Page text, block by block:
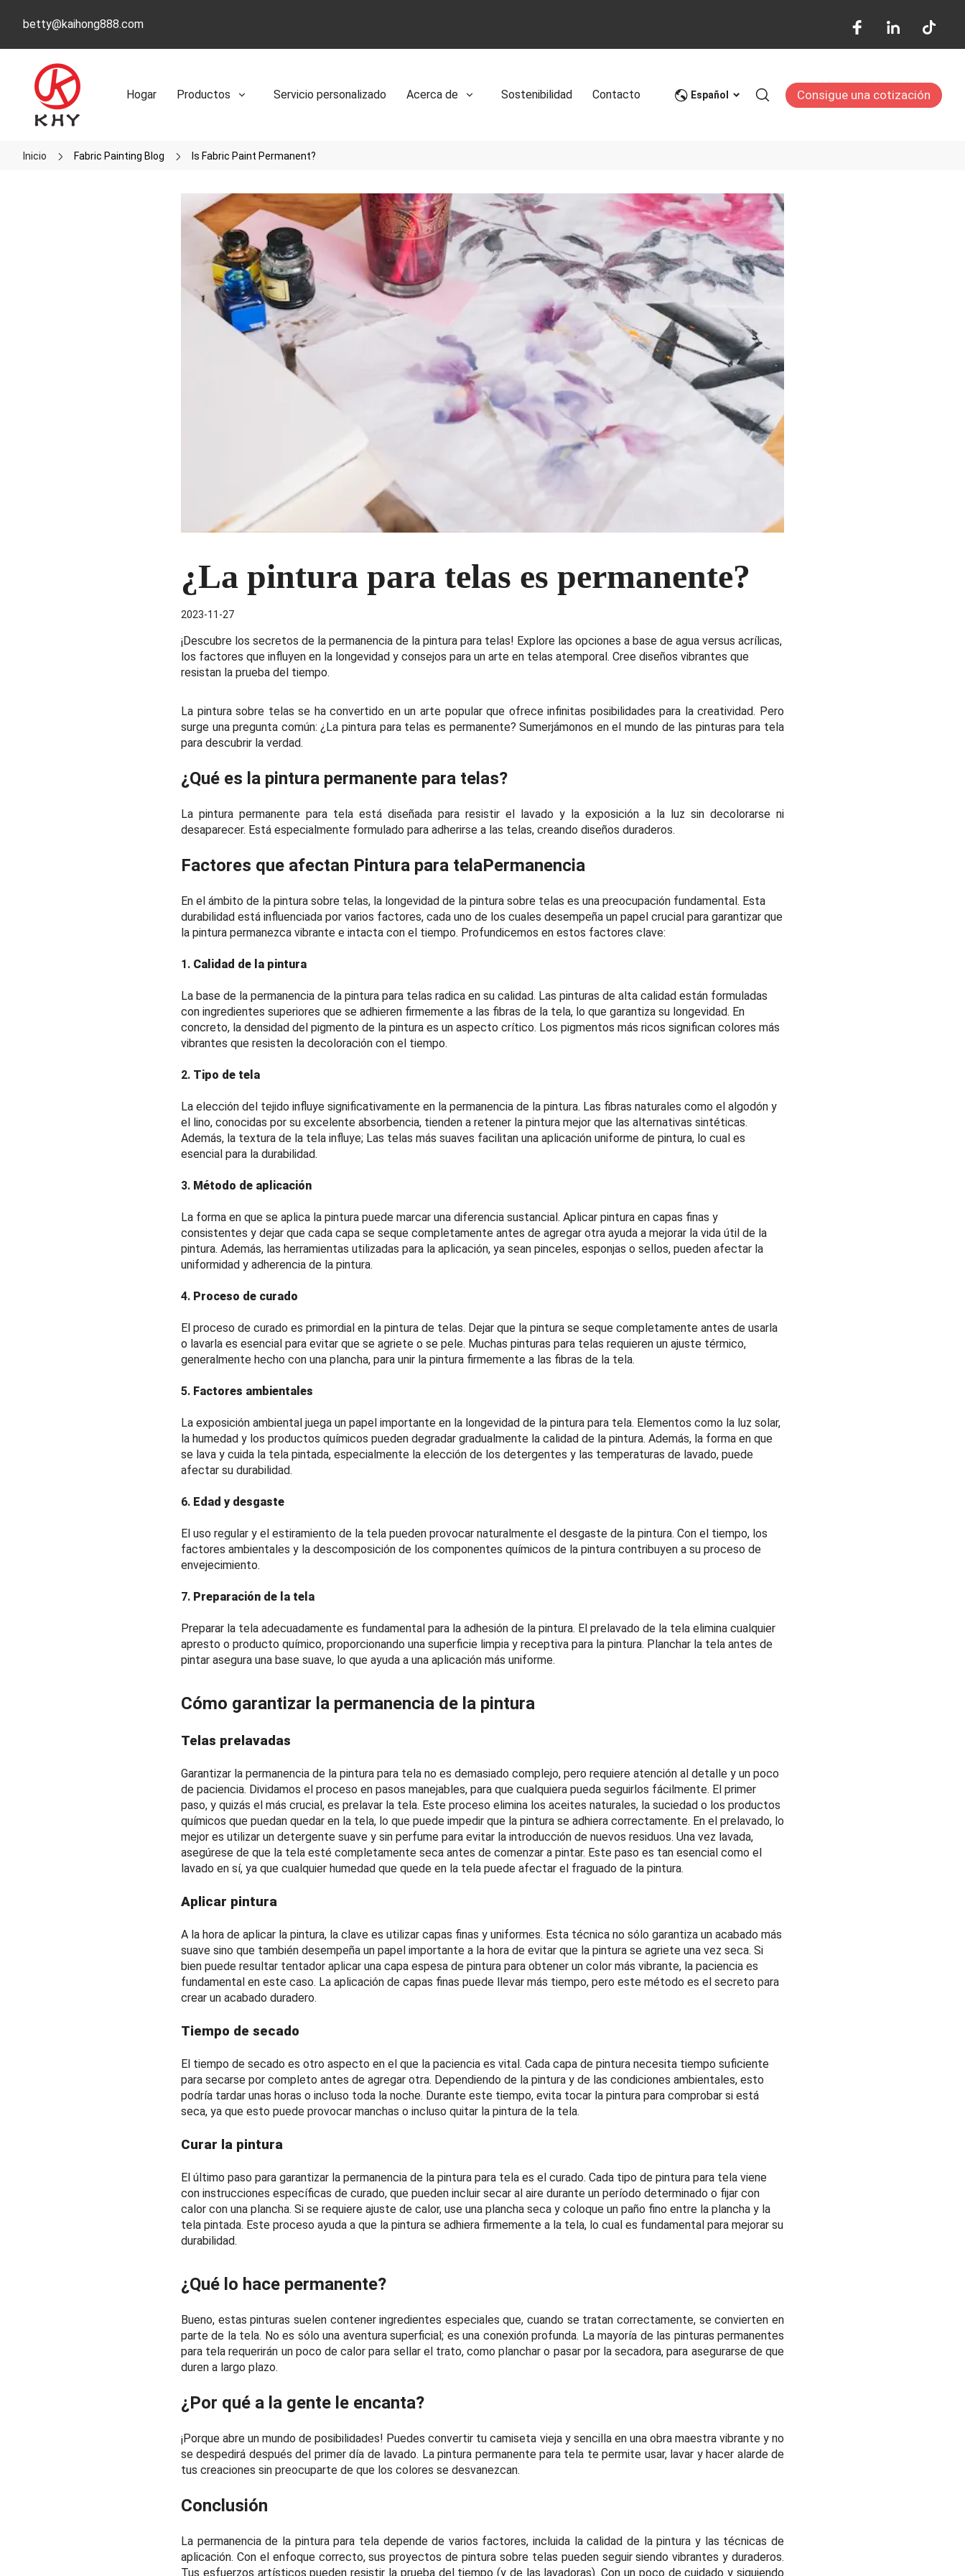
betty@kaihong888.com
Hogar Productos Servicio personalizado Acerca de Sostenibilidad Contacto Blog Español Consigue una cotización
Inicio Fabric Painting Blog Is Fabric Paint Permanent?
¿La pintura para telas es permanente?
2023-11-27
¡Descubre los secretos de la permanencia de la pintura para telas! Explore las opciones a base de agua versus acrílicas,
los factores que influyen en la longevidad y consejos para un arte en telas atemporal. Cree diseños vibrantes que
resistan la prueba del tiempo.
La pintura sobre telas se ha convertido en un arte popular que ofrece infinitas posibilidades para la creatividad. Pero
surge una pregunta común: ¿La pintura para telas es permanente? Sumerjámonos en el mundo de las pinturas para tela
para descubrir la verdad.
¿Qué es la pintura permanente para telas?
La pintura permanente para tela está diseñada para resistir el lavado y la exposición a la luz sin decolorarse ni
desaparecer. Está especialmente formulado para adherirse a las telas, creando diseños duraderos.
Factores que afectan Pintura para telaPermanencia
En el ámbito de la pintura sobre telas, la longevidad de la pintura sobre telas es una preocupación fundamental. Esta
durabilidad está influenciada por varios factores, cada uno de los cuales desempeña un papel crucial para garantizar que
la pintura permanezca vibrante e intacta con el tiempo. Profundicemos en estos factores clave:
1. Calidad de la pintura
La base de la permanencia de la pintura para telas radica en su calidad. Las pinturas de alta calidad están formuladas
con ingredientes superiores que se adhieren firmemente a las fibras de la tela, lo que garantiza su longevidad. En
concreto, la densidad del pigmento de la pintura es un aspecto crítico. Los pigmentos más ricos significan colores más
vibrantes que resisten la decoloración con el tiempo.
2. Tipo de tela
La elección del tejido influye significativamente en la permanencia de la pintura. Las fibras naturales como el algodón y
el lino, conocidas por su excelente absorbencia, tienden a retener la pintura mejor que las alternativas sintéticas.
Además, la textura de la tela influye; Las telas más suaves facilitan una aplicación uniforme de pintura, lo cual es
esencial para la durabilidad.
3. Método de aplicación
La forma en que se aplica la pintura puede marcar una diferencia sustancial. Aplicar pintura en capas finas y
consistentes y dejar que cada capa se seque completamente antes de agregar otra ayuda a mejorar la vida útil de la
pintura. Además, las herramientas utilizadas para la aplicación, ya sean pinceles, esponjas o sellos, pueden afectar la
uniformidad y adherencia de la pintura.
4. Proceso de curado
El proceso de curado es primordial en la pintura de telas. Dejar que la pintura se seque completamente antes de usarla
o lavarla es esencial para evitar que se agriete o se pele. Muchas pinturas para telas requieren un ajuste térmico,
generalmente hecho con una plancha, para unir la pintura firmemente a las fibras de la tela.
5. Factores ambientales
La exposición ambiental juega un papel importante en la longevidad de la pintura para tela. Elementos como la luz solar,
la humedad y los productos químicos pueden degradar gradualmente la calidad de la pintura. Además, la forma en que
se lava y cuida la tela pintada, especialmente la elección de los detergentes y las temperaturas de lavado, puede
afectar su durabilidad.
6. Edad y desgaste
El uso regular y el estiramiento de la tela pueden provocar naturalmente el desgaste de la pintura. Con el tiempo, los
factores ambientales y la descomposición de los componentes químicos de la pintura contribuyen a su proceso de
envejecimiento.
7. Preparación de la tela
Preparar la tela adecuadamente es fundamental para la adhesión de la pintura. El prelavado de la tela elimina cualquier
apresto o producto químico, proporcionando una superficie limpia y receptiva para la pintura. Planchar la tela antes de
pintar asegura una base suave, lo que ayuda a una aplicación más uniforme.
Cómo garantizar la permanencia de la pintura
Telas prelavadas
Garantizar la permanencia de la pintura para tela no es demasiado complejo, pero requiere atención al detalle y un poco
de paciencia. Dividamos el proceso en pasos manejables, para que cualquiera pueda seguirlos fácilmente. El primer
paso, y quizás el más crucial, es prelavar la tela. Este proceso elimina los aceites naturales, la suciedad o los productos
químicos que puedan quedar en la tela, lo que puede impedir que la pintura se adhiera correctamente. En el prelavado, lo
mejor es utilizar un detergente suave y sin perfume para evitar la introducción de nuevos residuos. Una vez lavada,
asegúrese de que la tela esté completamente seca antes de comenzar a pintar. Este paso es tan esencial como el
lavado en sí, ya que cualquier humedad que quede en la tela puede afectar el fraguado de la pintura.
Aplicar pintura
A la hora de aplicar la pintura, la clave es utilizar capas finas y uniformes. Esta técnica no sólo garantiza un acabado más
suave sino que también desempeña un papel importante a la hora de evitar que la pintura se agriete una vez seca. Si
bien puede resultar tentador aplicar una capa espesa de pintura para obtener un color más vibrante, la paciencia es
fundamental en este caso. La aplicación de capas finas puede llevar más tiempo, pero este método es el secreto para
crear un acabado duradero.
Tiempo de secado
El tiempo de secado es otro aspecto en el que la paciencia es vital. Cada capa de pintura necesita tiempo suficiente
para secarse por completo antes de agregar otra. Dependiendo de la pintura y de las condiciones ambientales, esto
podría tardar unas horas o incluso toda la noche. Durante este tiempo, evita tocar la pintura para comprobar si está
seca, ya que esto puede provocar manchas o incluso quitar la pintura de la tela.
Curar la pintura
El último paso para garantizar la permanencia de la pintura para tela es el curado. Cada tipo de pintura para tela viene
con instrucciones específicas de curado, que pueden incluir secar al aire durante un período determinado o fijar con
calor con una plancha. Si se requiere ajuste de calor, use una plancha seca y coloque un paño fino entre la plancha y la
tela pintada. Este proceso ayuda a que la pintura se adhiera firmemente a la tela, lo cual es fundamental para mejorar su
durabilidad.
¿Qué lo hace permanente?
Bueno, estas pinturas suelen contener ingredientes especiales que, cuando se tratan correctamente, se convierten en
parte de la tela. No es sólo una aventura superficial; es una conexión profunda. La mayoría de las pinturas permanentes
para tela requerirán un poco de calor para sellar el trato, como planchar o pasar por la secadora, para asegurarse de que
duren a largo plazo.
¿Por qué a la gente le encanta?
¡Porque abre un mundo de posibilidades! Puedes convertir tu camiseta vieja y sencilla en una obra maestra vibrante y no
se despedirá después del primer día de lavado. La pintura permanente para tela te permite usar, lavar y hacer alarde de
tus creaciones sin preocuparte de que los colores se desvanezcan.
Conclusión
La permanencia de la pintura para tela depende de varios factores, incluida la calidad de la pintura y las técnicas de
aplicación. Con el enfoque correcto, sus proyectos de pintura sobre telas pueden seguir siendo vibrantes y duraderos.
Tus esfuerzos artísticos pueden resistir la prueba del tiempo (y de las lavadoras). Con un poco de cuidado y siguiendo